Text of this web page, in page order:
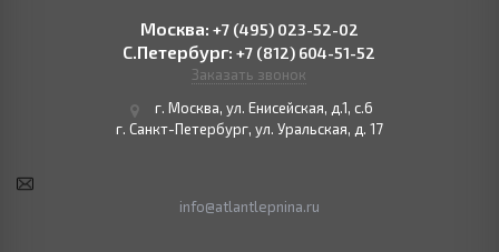
Москва: +7 (495) 023-52-02
С.Петербург: +7 (812) 604-51-52
Заказать звонок
г. Москва, ул. Енисейская, д.1, с.6
г. Санкт-Петербург, ул. Уральская, д. 17
info@atlantlepnina.ru